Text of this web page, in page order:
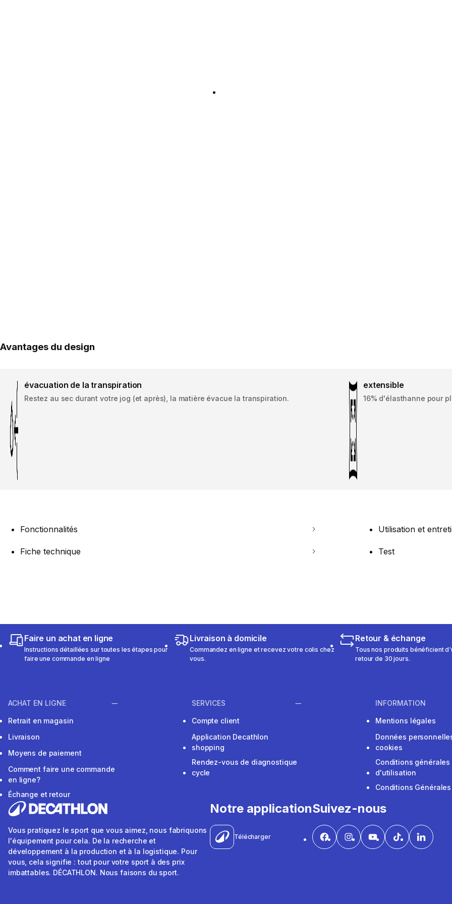
Avantages du design
évacuation de la transpiration
Restez au sec durant votre jog (et après), la matière évacue la transpiration.
extensible
16% d'élasthanne pour
Fonctionnalités Utilisation et
Fiche technique Test
Faire un achat en ligne
Instructions détaillées sur toutes les étapes pour
faire une commande en ligne
Livraison à domicile
Commandez en ligne et recevez votre colis chez
vous.
Retour & échange
Tous nos produits bénéficient
retour de 30 jours.
ACHAT EN LIGNE
Retrait en magasin
Livraison
Moyens de paiement
Comment faire une commande
en ligne?
Échange et retour
SERVICES
Compte client
Application Decathlon
shopping
Rendez-vous de diagnostique
cycle
INFORMATION
Mentions légales
Données
cookies
Conditions générales
d'utilisation
Conditions
Vous pratiquez le sport que vous aimez, nous fabriquons
l'équipement pour cela. De la recherche et
développement à la production et à la logistique. Pour
vous, cela signifie : tout pour votre sport à des prix
imbattables. DÉCATHLON. Nous faisons du sport.
Notre application
Télécharger
Suivez-nous